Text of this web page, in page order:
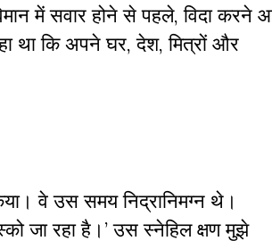
में सवार होने से पहले, विदा करने
था कि अपने घर, देश, मित्रों और
वे उस समय निद्रानिमग्न थे।
जा रहा है।’ उस स्नेहिल क्षण मुझे